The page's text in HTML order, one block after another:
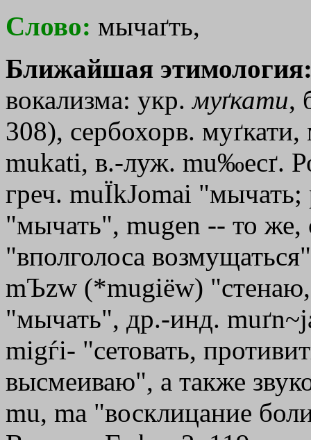
Слово: мычаґть,
Ближайшая
вокализма: укр.муґкати,
308), сербохорв.
mukati, в.-луж. mu‰ecґ.
греч. muЇkЈomai "мычать;
"мычать", mugen -- то
"вполголоса
mЪzw (*mugiёw)
"мычать", др.-инд.
mіgѓi- "сетовать,
высмеиваю", а также
mu, mа "восклицание